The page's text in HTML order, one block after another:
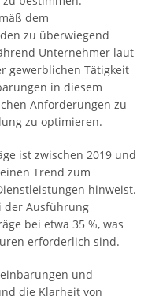
dem
zu überwiegend
Unternehmer laut
gewerblichen Tätigkeit
in diesem
Anforderungen zu
zu optimieren.
ist zwischen 2019 und
Trend zum
hinweist.
der Ausführung
bei etwa 35 %, was
erforderlich sind.
und
die Klarheit von